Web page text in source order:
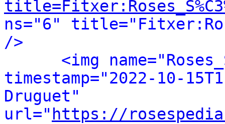
ns="6"
/>
<img
timestamp="2022-10-
Druguet"
url=" https://